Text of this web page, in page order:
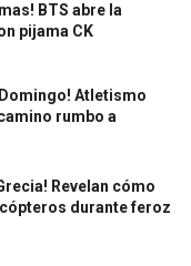
BTS abre la
pijama CK
Atletismo
rumbo a
Revelan cómo
durante feroz